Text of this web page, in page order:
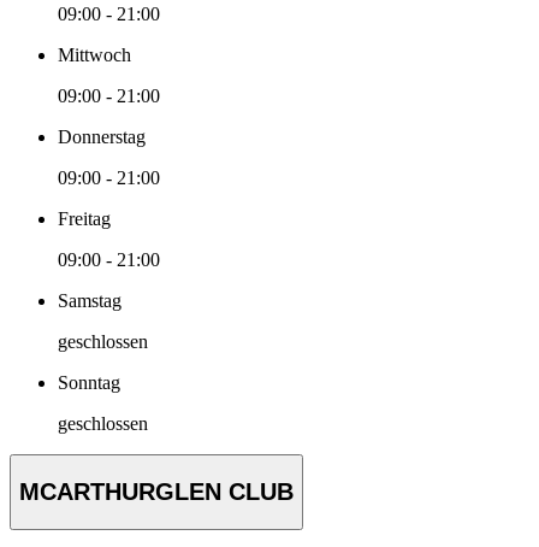
09:00 - 21:00
Mittwoch
09:00 - 21:00
Donnerstag
09:00 - 21:00
Freitag
09:00 - 21:00
Samstag
geschlossen
Sonntag
geschlossen
MCARTHURGLEN CLUB